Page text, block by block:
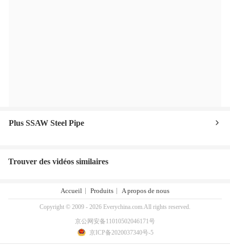
Plus SSAW Steel Pipe
Trouver des vidéos similaires
Accueil Produits A propos de nous
Copyright © 2009 - 2026 Everychina.com.All rights reserved.
京公网安备11010502046171号
京ICP备2020037340号-5